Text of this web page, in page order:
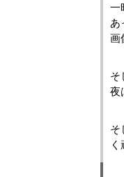
一
あ
画
そ
夜
そ